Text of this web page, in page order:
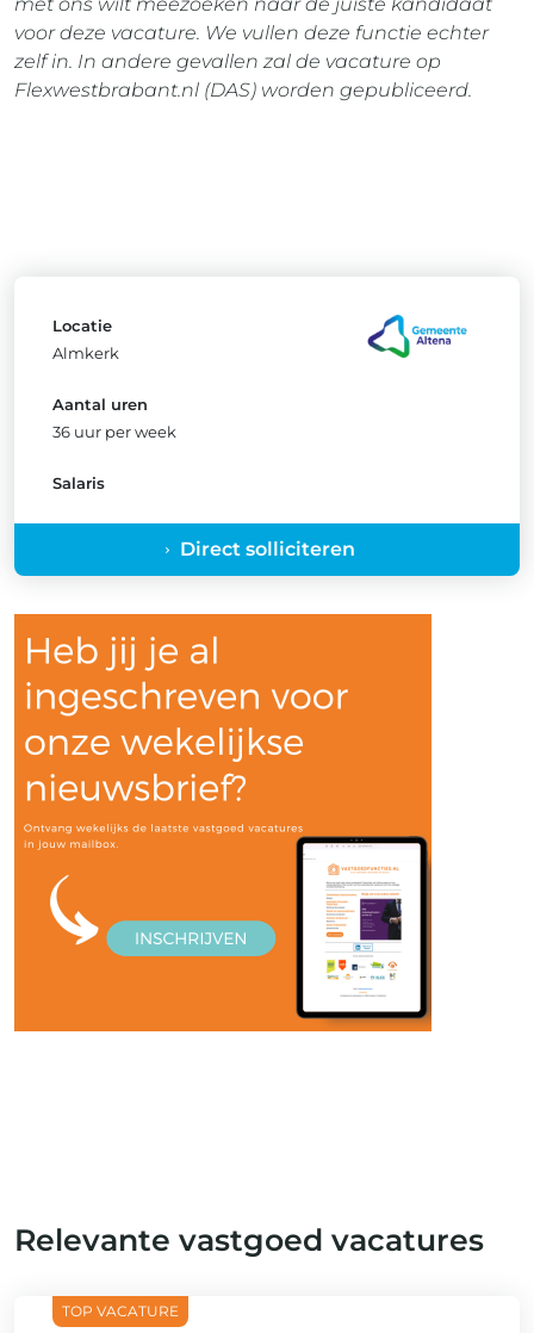
voor deze vacature. We vullen deze functie echter
zelf in. In andere gevallen zal de vacature op
Flexwestbrabant.nl (DAS) worden gepubliceerd.
Locatie
Almkerk
Aantal uren
36 uur per week
Salaris
Direct solliciteren
Relevante vastgoed vacatures